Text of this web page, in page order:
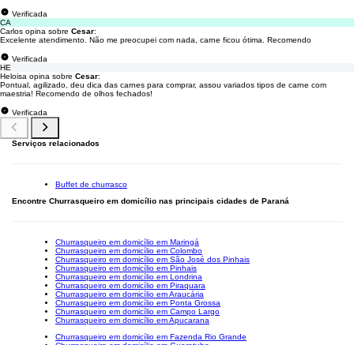
Verificada
CA
Carlos opina sobre Cesar:
Excelente atendimento. Não me preocupei com nada, carne ficou ótima. Recomendo
Verificada
HE
Heloisa opina sobre Cesar:
Pontual, agilizado, deu dica das carnes para comprar, assou variados tipos de carne com
maestria! Recomendo de olhos fechados!
Verificada
Serviços relacionados
Buffet de churrasco
Encontre Churrasqueiro em domicílio nas principais cidades de Paraná
Churrasqueiro em domicílio em Maringá
Churrasqueiro em domicílio em Colombo
Churrasqueiro em domicílio em São José dos Pinhais
Churrasqueiro em domicílio em Pinhais
Churrasqueiro em domicílio em Londrina
Churrasqueiro em domicílio em Piraquara
Churrasqueiro em domicílio em Araucária
Churrasqueiro em domicílio em Ponta Grossa
Churrasqueiro em domicílio em Campo Largo
Churrasqueiro em domicílio em Apucarana
Churrasqueiro em domicílio em Fazenda Rio Grande